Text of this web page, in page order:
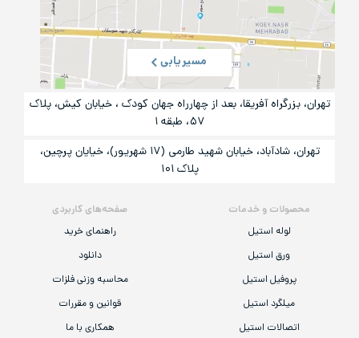
محصولات و خدمات
لوله استیل
ورق استیل
پروفیل استیل
میلگرد استیل
اتصالات استیل
صفحه‌های کاربردی
راهنمای خرید
دانلود
محاسبه وزنی فلزات
قوانین و مقررات
همکاری با ما
مسیریابی
تهران، بزرگراه آفریقا، بعد از چهارراه جهان کودک ، خیابان کیش، پلاک
۵۷، طبقه ۱
تهران، شادآباد، خیابان شهید طارمی (۱۷ شهریور)، خیایان پرچین،
پلاک ۱۰۱